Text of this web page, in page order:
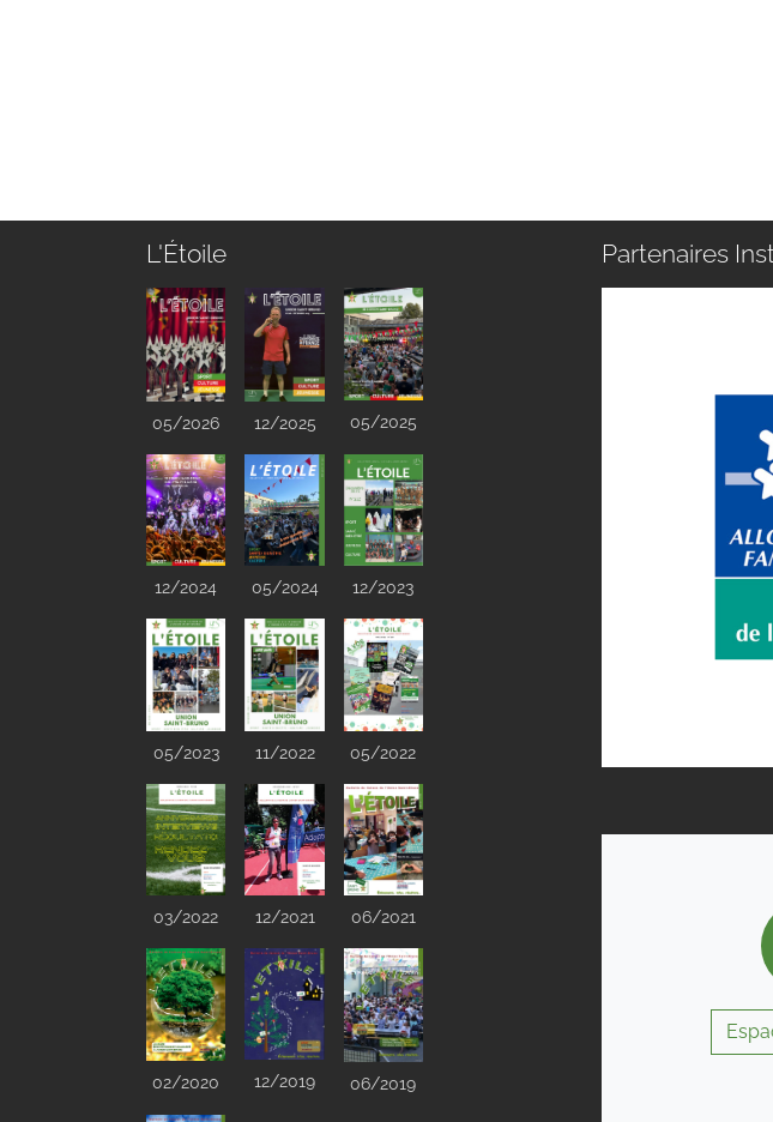
L'Étoile
05/2026 12/2025 05/2025
12/2024 05/2024 12/2023
05/2023 11/2022 05/2022
03/2022 12/2021 06/2021
02/2020 12/2019 06/2019
Partenaires